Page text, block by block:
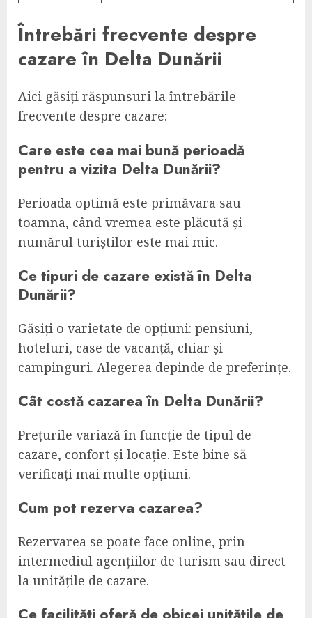
Întrebări frecvente despre
cazare în Delta Dunării
Aici găsiți răspunsuri la întrebările
frecvente despre cazare:
Care este cea mai bună perioadă
pentru a vizita Delta Dunării?
Perioada optimă este primăvara sau
toamna, când vremea este plăcută și
numărul turiștilor este mai mic.
Ce tipuri de cazare există în Delta
Dunării?
Găsiți o varietate de opțiuni: pensiuni,
hoteluri, case de vacanță, chiar și
campinguri. Alegerea depinde de preferințe.
Cât costă cazarea în Delta Dunării?
Prețurile variază în funcție de tipul de
cazare, confort și locație. Este bine să
verificați mai multe opțiuni.
Cum pot rezerva cazarea?
Rezervarea se poate face online, prin
intermediul agențiilor de turism sau direct
la unitățile de cazare.